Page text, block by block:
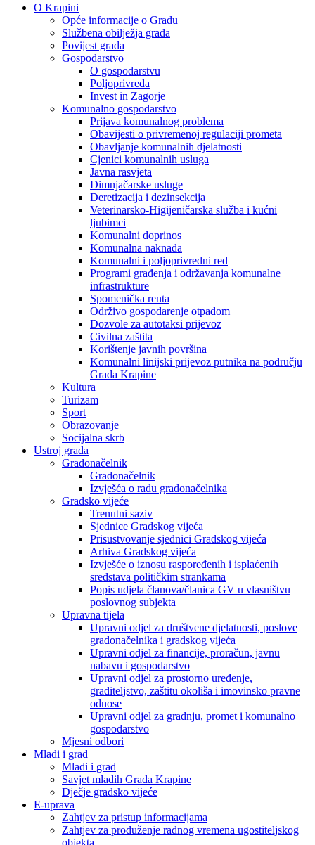
O Krapini
Opće informacije o Gradu
Službena obilježja grada
Povijest grada
Gospodarstvo
O gospodarstvu
Poljoprivreda
Invest in Zagorje
Komunalno gospodarstvo
Prijava komunalnog problema
Obavijesti o privremenoj regulaciji prometa
Obavljanje komunalnih djelatnosti
Cjenici komunalnih usluga
Javna rasvjeta
Dimnjačarske usluge
Deretizacija i dezinsekcija
Veterinarsko-Higijeničarska služba i kućni
ljubimci
Komunalni doprinos
Komunalna naknada
Komunalni i poljoprivredni red
Programi građenja i održavanja komunalne
infrastrukture
Spomenička renta
Održivo gospodarenje otpadom
Dozvole za autotaksi prijevoz
Civilna zaštita
Korištenje javnih površina
Komunalni linijski prijevoz putnika na području
Grada Krapine
Kultura
Turizam
Sport
Obrazovanje
Socijalna skrb
Ustroj grada
Gradonačelnik
Gradonačelnik
Izvješća o radu gradonačelnika
Gradsko vijeće
Trenutni saziv
Sjednice Gradskog vijeća
Prisustvovanje sjednici Gradskog vijeća
Arhiva Gradskog vijeća
Izvješće o iznosu raspoređenih i isplaćenih
sredstava političkim strankama
Popis udjela članova/članica GV u vlasništvu
poslovnog subjekta
Upravna tijela
Upravni odjel za društvene djelatnosti, poslove
gradonačelnika i gradskog vijeća
Upravni odjel za financije, proračun, javnu
nabavu i gospodarstvo
Upravni odjel za prostorno uređenje,
graditeljstvo, zaštitu okoliša i imovinsko pravne
odnose
Upravni odjel za gradnju, promet i komunalno
gospodarstvo
Mjesni odbori
Mladi i grad
Mladi i grad
Savjet mladih Grada Krapine
Dječje gradsko vijeće
E-uprava
Zahtjev za pristup informacijama
Zahtjev za produženje radnog vremena ugostiteljskog
objekta